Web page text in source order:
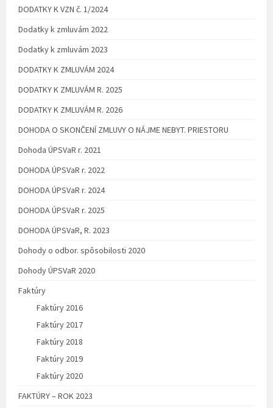
DODATKY K VZN č. 1/2024
Dodatky k zmluvám 2022
Dodatky k zmluvám 2023
DODATKY K ZMLUVÁM 2024
DODATKY K ZMLUVÁM R. 2025
DODATKY K ZMLUVÁM R. 2026
DOHODA O SKONČENÍ ZMLUVY O NÁJME NEBYT. PRIESTORU
Dohoda ÚPSVaR r. 2021
DOHODA ÚPSVaR r. 2022
DOHODA ÚPSVaR r. 2024
DOHODA ÚPSVaR r. 2025
DOHODA ÚPSVaR, R. 2023
Dohody o odbor. spôsobilosti 2020
Dohody ÚPSVaR 2020
Faktúry
Faktúry 2016
Faktúry 2017
Faktúry 2018
Faktúry 2019
Faktúry 2020
FAKTÚRY – ROK 2023